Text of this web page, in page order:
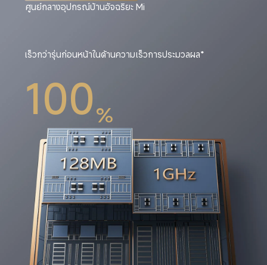
ศูนย์กลางอุปกรณ์บ้านอัจฉริยะ Mi
เร็วกว่ารุ่นก่อนหน้าในด้านความเร็วการประมวลผล*
100%